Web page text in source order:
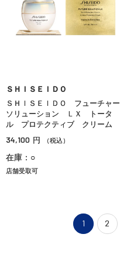
ＳＨＩＳＥＩＤＯ
ＳＨＩＳＥＩＤＯ フューチャー
ソリューション ＬＸ トータ
ル プロテクティブ クリーム
34,100 円 （税込）
在庫：○
店舗受取可
1 2